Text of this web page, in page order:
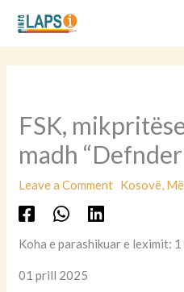
content
FSK,
madh
Leave a Comment Kosovë,
Koha e parashikuar e leximit:
01 prill 2025